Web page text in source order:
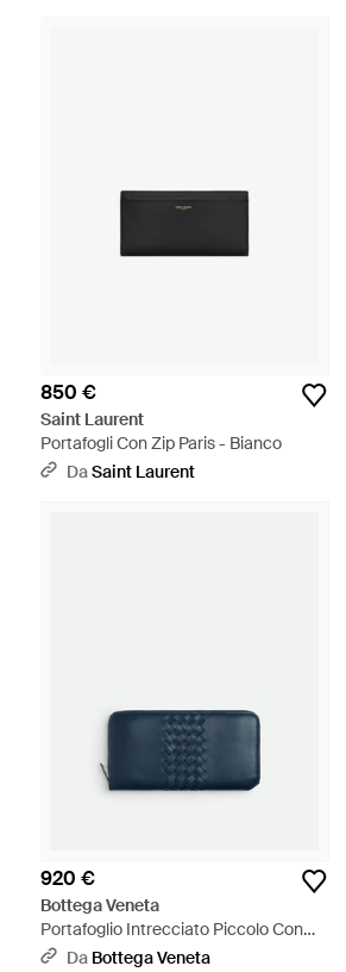
850 €
Saint Laurent
Portafogli Con Zip Paris - Bianco
DaSaint Laurent
920 €
Bottega Veneta
Portafoglio Intrecciato Piccolo Con
Zip - Blu
Da Bottega Veneta